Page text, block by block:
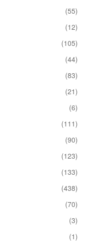
(55)
(12)
(105)
(44)
(83)
(21)
(6)
(111)
(90)
(123)
(133)
(438)
(70)
(3)
(1)